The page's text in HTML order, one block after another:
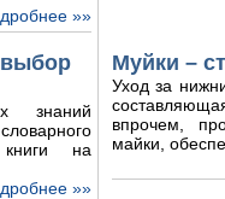
»»
знаний
книги на
»»
Муйки –
Уход за
впрочем,
майки,